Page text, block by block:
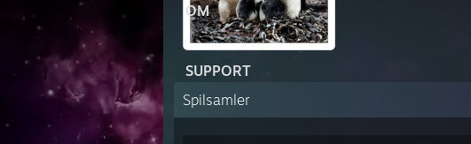
OM
SUPPORT
Spilsamler